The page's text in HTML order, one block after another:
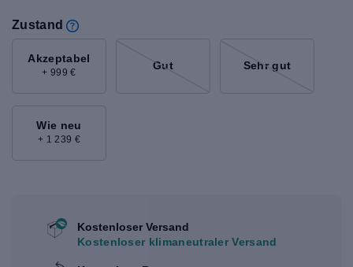
Zustand
Akzeptabel
+ 999 €
Gut Sehr gut
Wie neu
+ 1 239 €
Kostenloser Versand
Kostenloser klimaneutraler Versand